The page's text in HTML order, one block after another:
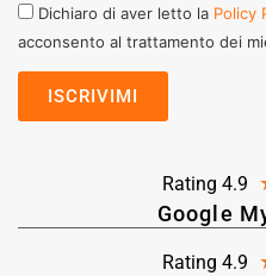
Dichiaro di aver letto la Policy
acconsento al trattamento dei
Rating 4.9
Google
Rating 4.9